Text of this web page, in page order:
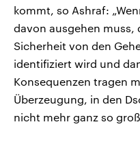
kommt, so Ashraf:
davon ausgehen muss,
Sicherheit von den
identifiziert wird und
Konsequenzen tragen
Überzeugung, in den
nicht mehr ganz so